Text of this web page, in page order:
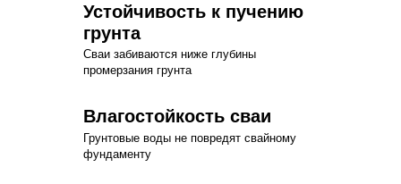
Устойчивость к пучению
грунта
Сваи забиваются ниже глубины
промерзания грунта
Влагостойкость сваи
Грунтовые воды не повредят свайному
фундаменту